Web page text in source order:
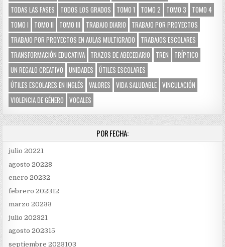
TODAS LAS FASES
TODOS LOS GRADOS TOMO 1 TOMO 2 TOMO 3
TOMO 4
TOMO I
TOMO II TOMO III TRABAJO DIARIO
TRABAJO POR PROYECTOS
TRABAJO POR PROYECTOS EN AULAS MULTIGRADO
TRABAJOS ESCOLARES
TRANSFORMACIÓN EDUCATIVA TRAZOS DE ABECEDARIO TREN
TRÍPTICO
UN REGALO CREATIVO
UNIDADES
ÚTILES ESCOLARES
ÚTILES ESCOLARES EN INGLÉS
VALORES VIDA SALUDABLE VINCULACIÓN
VIOLENCIA DE GÉNERO
VOCALES
POR FECHA:
julio 20221
agosto 20228
enero 20232
febrero 202312
marzo 20233
julio 202321
agosto 202315
septiembre 2023103